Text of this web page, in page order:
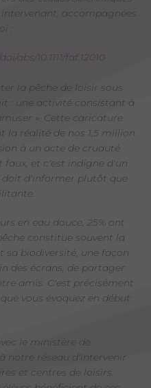
accompagnées
:
abs/10.1111/faf.12010
la pêche de loisir sous
: une activité consistant à
». Cette caricature
la réalité de nos 1,5 million
à un acte de cruauté
et c'est indigne d'un
doit d'informer plutôt que
en eau douce, 25% ont
constitue souvent la
sa biodiversité, une façon
des écrans, de partager
amis. C'est précisément
vous évoquez en début
le ministère de
notre réseau d'intervenir
et centres de loisirs.